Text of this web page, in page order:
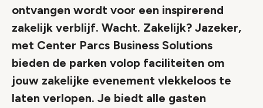
ontvangen wordt voor een inspirerend
zakelijk verblijf. Wacht. Zakelijk? Jazeker,
met Center Parcs Business Solutions
bieden de parken volop faciliteiten om
jouw zakelijke evenement vlekkeloos te
laten verlopen. Je biedt alle gasten